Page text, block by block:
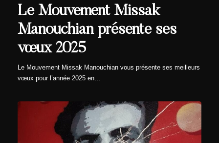
Le Mouvement Missak
Manouchian présente ses
vœux 2025
Le Mouvement Missak Manouchian vous présente ses meilleurs
vœux pour l’année 2025 en…